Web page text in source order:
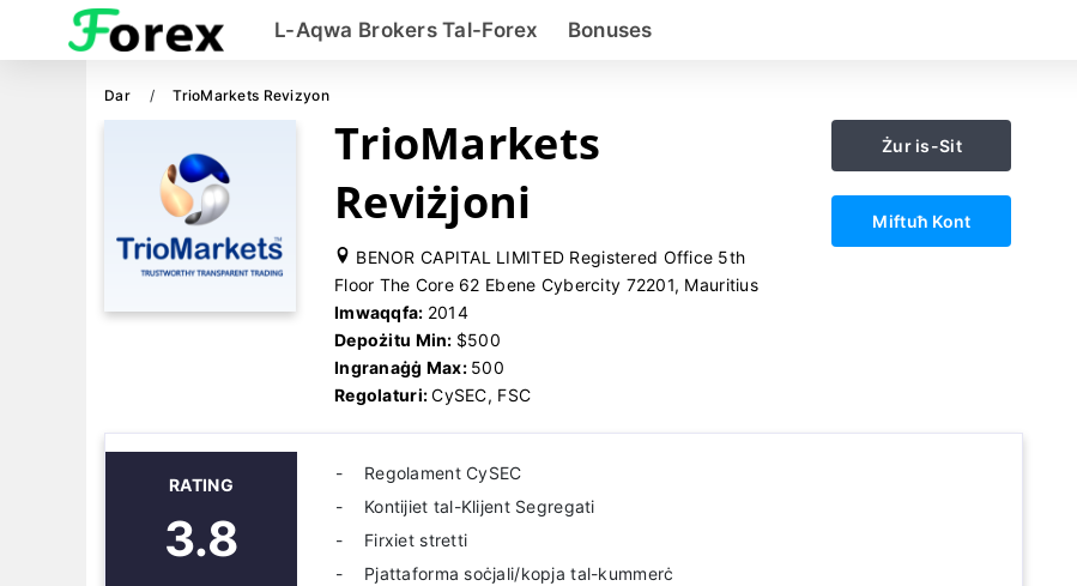
L-Aqwa Brokers Tal-Forex Bonuses
Dar TrioMarkets Revizyon
TrioMarkets
Reviżjoni
BENOR CAPITAL LIMITED Registered Office 5th
Floor The Core 62 Ebene Cybercity 72201, Mauritius
Imwaqqfa: 2014
Depożitu Min: $500
Ingranaġġ Max: 500
Regolaturi:CySEC, FSC
Żur is-Sit
Miftuħ Kont
RATING
3.8
Regolament CySEC
Kontijiet tal-Klijent Segregati
Firxiet stretti
Pjattaforma soċjali/kopja tal-kummerċ